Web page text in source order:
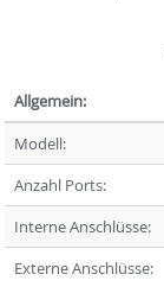
Allgemein:
Modell:
Anzahl Ports:
Interne Anschlüsse:
Externe Anschlüsse: